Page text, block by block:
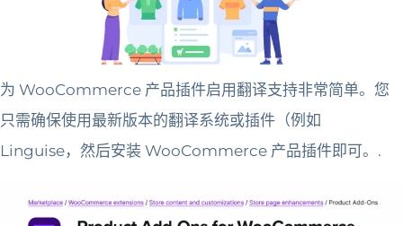
为 WooCommerce 产品插件启用翻译支持非常简单。您
只需确保使用最新版本的翻译系统或插件（例如
Linguise，然后安装 WooCommerce 产品插件即可。.